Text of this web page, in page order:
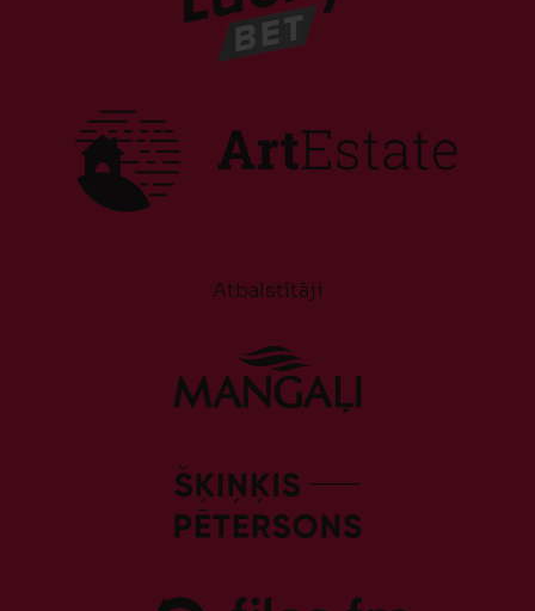
Atbalstītāji